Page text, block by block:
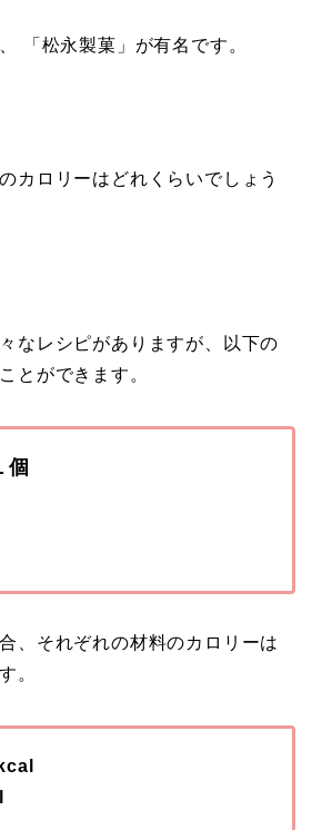
「松永製菓」が有名です。
カロリーはどれくらいでしょう
なレシピがありますが、以下の
とができます。
個
、それぞれの材料のカロリーは
。